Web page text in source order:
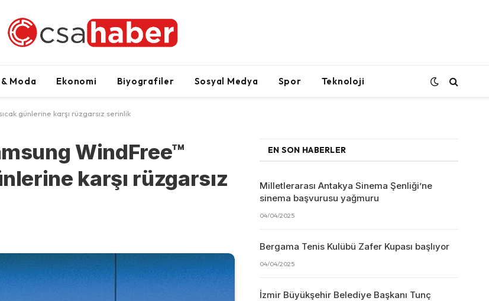
& Moda Ekonomi Biyografiler Sosyal Medya Spor Teknoloji
günlerine karşı rüzgarsız serinlik
WindFree™
karşı rüzgarsız
EN SON HABERLER
Milletlerarası Antakya Sinema Şenliği’ne
sinema başvurusu yağmuru
04/04/2025
Bergama Tenis Kulübü Zafer Kupası başlıyor
04/04/2025
İzmir Büyükşehir Belediye Başkanı Tunç